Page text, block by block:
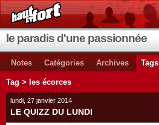
le paradis d'une passionnée
Notes Catégories Archives Tags
Tag > les écorces
lundi, 27 janvier 2014
LE QUIZZ DU LUNDI